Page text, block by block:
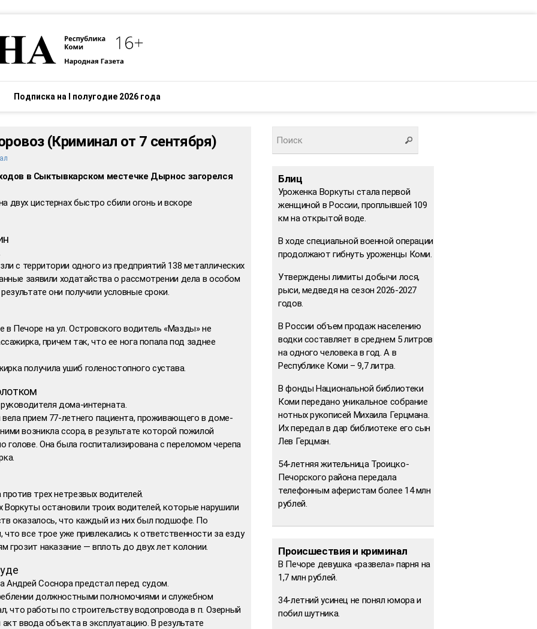
Подписка на I полугодие 2026 года
(Криминал от 7 сентября)
в Сыктывкарском местечке Дырнос загорелся
двух цистернах быстро сбили огонь и вскоре
с территории одного из предприятий 138 металлических
заявили ходатайства о рассмотрении дела в особом
они получили условные сроки.
Печоре на ул. Островского водитель «Мазды» не
причем так, что ее нога попала под заднее
получила ушиб голеностопного сустава.
дома-интерната.
вела прием 77-летнего пациента, проживающего в доме-
возникла ссора, в результате которой пожилой
Она была госпитализирована с переломом черепа
трех нетрезвых водителей.
остановили троих водителей, которые нарушили
оказалось, что каждый из них был подшофе. По
все трое уже привлекались к ответственности за езду
грозит наказание — вплоть до двух лет колонии.
Андрей Соснора предстал перед судом.
должностными полномочиями и служебном
что работы по строительству водопровода в п. Озерный
ввода объекта в эксплуатацию. В результате
Блиц
Уроженка Воркуты стала первой
женщиной в России, проплывшей 109
км на открытой воде.
В ходе специальной военной операции
продолжают гибнуть уроженцы Коми.
Утверждены лимиты добычи лося,
рыси, медведя на сезон 2026-2027
годов.
В России объем продаж населению
водки составляет в среднем 5 литров
на одного человека в год. А в
Республике Коми – 9,7 литра.
В фонды Национальной библиотеки
Коми передано уникальное собрание
нотных рукописей Михаила Герцмана.
Их передал в дар библиотеке его сын
Лев Герцман.
54-летняя жительница Троицко-
Печорского района передала
телефонным аферистам более 14 млн
рублей.
Происшествия и криминал
В Печоре девушка «развела» парня на
1,7 млн рублей.
34-летний усинец не понял юмора и
побил шутника.